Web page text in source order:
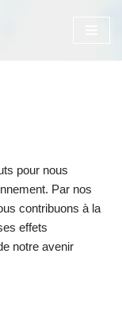
pour nous
Par nos
contribuons à la
effets
notre avenir